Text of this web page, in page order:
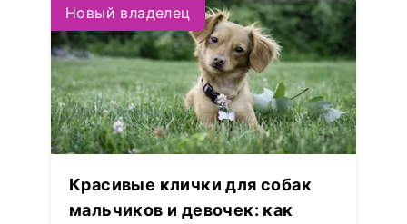
Новый владелец
Красивые клички для собак
мальчиков и девочек: как